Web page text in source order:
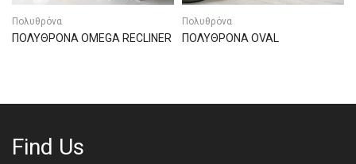
Πολυθρόνα
ΠΟΛΥΘΡΟΝΑ OMEGA RECLINER
Πολυθρόνα
ΠΟΛΥΘΡΟΝΑ OVAL
Find Us